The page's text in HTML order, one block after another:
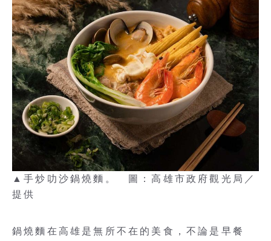
▲手炒叻沙鍋燒麵。 圖：高雄市政府觀光局／
提供
鍋燒麵在高雄是無所不在的美食，不論是早餐